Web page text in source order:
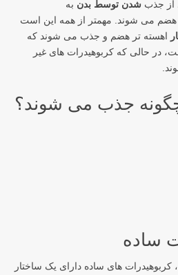
از جذب شدن توسط بدن به
هضم می شوند. مهمتر از همه این است
اهسته تر هضم و جذب می شوند که
در حالی که کربوهیدرات های غیر
جذب می شوند؟
ساده
کربوهیدرات های ساده دارای یک ساختار